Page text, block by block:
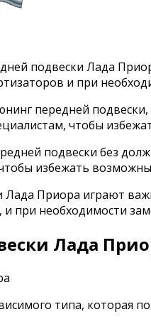
подвески Лада
и при
передней
чтобы
подвески без
избежать
Приора играют
при необходимости
Лада
типа, которая